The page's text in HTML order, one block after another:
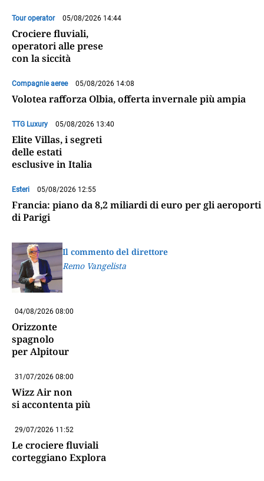
Tour operator 05/08/2026 14:44
Crociere fluviali,
operatori alle prese
con la siccità
Compagnie aeree 05/08/2026 14:08
Volotea rafforza Olbia, offerta invernale più ampia
TTG Luxury 05/08/2026 13:40
Elite Villas, i segreti
delle estati
esclusive in Italia
Esteri 05/08/2026 12:55
Francia: piano da 8,2 miliardi di euro per gli aeroporti
di Parigi
Il commento del direttore
Remo Vangelista
04/08/2026 08:00
Orizzonte
spagnolo
per Alpitour
31/07/2026 08:00
Wizz Air non
si accontenta più
29/07/2026 11:52
Le crociere fluviali
corteggiano Explora